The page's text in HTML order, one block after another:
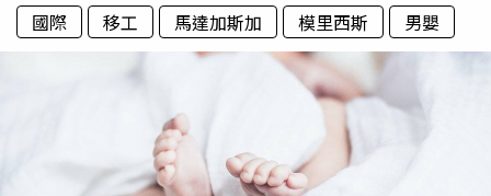
國際 移工 馬達加斯加 模里西斯 男嬰